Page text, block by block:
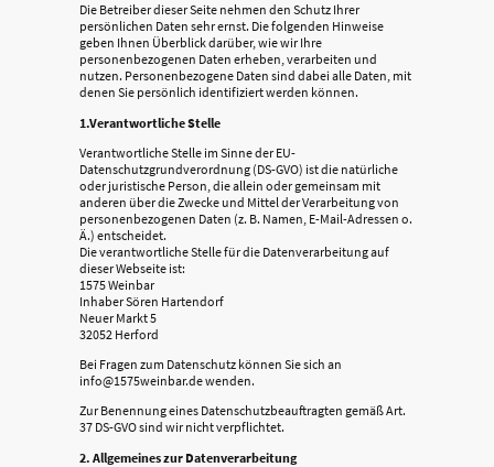
Die Betreiber dieser Seite nehmen den Schutz Ihrer
persönlichen Daten sehr ernst. Die folgenden Hinweise
geben Ihnen Überblick darüber, wie wir Ihre
personenbezogenen Daten erheben, verarbeiten und
nutzen. Personenbezogene Daten sind dabei alle Daten, mit
denen Sie persönlich identifiziert werden können.
1.Verantwortliche Stelle
Verantwortliche Stelle im Sinne der EU-
Datenschutzgrundverordnung (DS-GVO) ist die natürliche
oder juristische Person, die allein oder gemeinsam mit
anderen über die Zwecke und Mittel der Verarbeitung von
personenbezogenen Daten (z. B. Namen, E-Mail-Adressen o.
Ä.) entscheidet.
Die verantwortliche Stelle für die Datenverarbeitung auf
dieser Webseite ist:
1575 Weinbar
Inhaber Sören Hartendorf
Neuer Markt 5
32052 Herford
Bei Fragen zum Datenschutz können Sie sich an
info@1575weinbar.de wenden.
Zur Benennung eines Datenschutzbeauftragten gemäß Art.
37 DS-GVO sind wir nicht verpflichtet.
2. Allgemeines zur Datenverarbeitung